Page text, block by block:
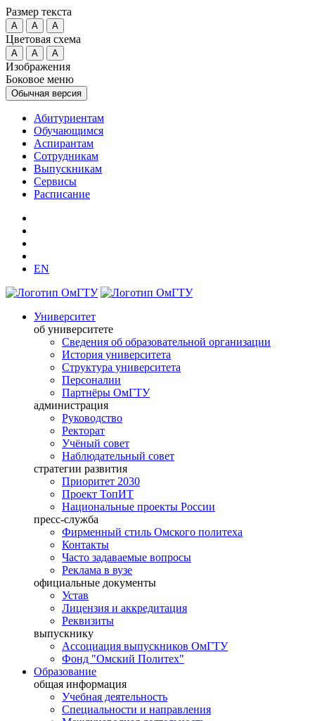
Размер текста
A A A
Цветовая схема
A A A
Изображения
Боковое меню
Обычная версия
Абитуриентам
Обучающимся
Аспирантам
Сотрудникам
Выпускникам
Сервисы
Расписание
EN
Университет
об университете
Сведения об образовательной организации
История университета
Структура университета
Персоналии
Партнёры ОмГТУ
администрация
Руководство
Ректорат
Учёный совет
Наблюдательный совет
стратегии развития
Приоритет 2030
Проект ТопИТ
Национальные проекты России
пресс-служба
Фирменный стиль Омского политеха
Контакты
Часто задаваемые вопросы
Реклама в вузе
официальные документы
Устав
Лицензия и аккредитация
Реквизиты
выпускнику
Ассоциация выпускников ОмГТУ
Фонд "Омский Политех"
Образование
общая информация
Учебная деятельность
Специальности и направления